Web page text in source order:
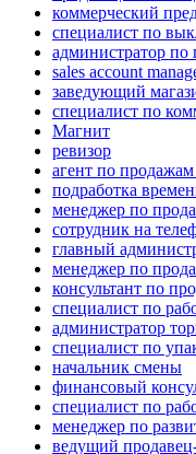
коммерческий
специалист по
администратор по
sales account
заведующий
специалист по
Магнит
ревизор
агент по продажам
подработка
менеджер по
сотрудник на
главный
менеджер по
консультант по
специалист по
администратор
специалист по
начальник смены
финансовый
специалист по
менеджер по
ведущий